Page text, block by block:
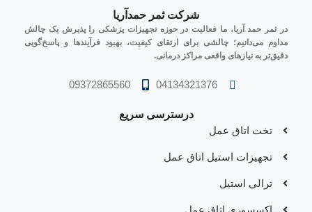
شرکت ثمر حمدآریا
در ثمر حمد آریا، ما فعالیت در حوزه تجهیزات پزشکی را پذیرش یک چالش
مداوم می‌دانیم؛ چالشی برای ارتقای کیفیت، بهبود فرآیندها و پاسخ‌گویی
دقیق‌تر به نیازهای واقعی مراکز درمانی.
04134321376
09372865560
درسترسی سریع
تخت اتاق عمل
تجهیزات استیل اتاق عمل
ترالی استیل
اکسسوری اتاق عمل